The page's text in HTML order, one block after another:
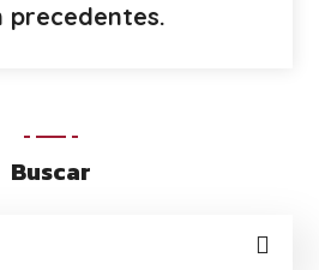
precedentes.
Buscar